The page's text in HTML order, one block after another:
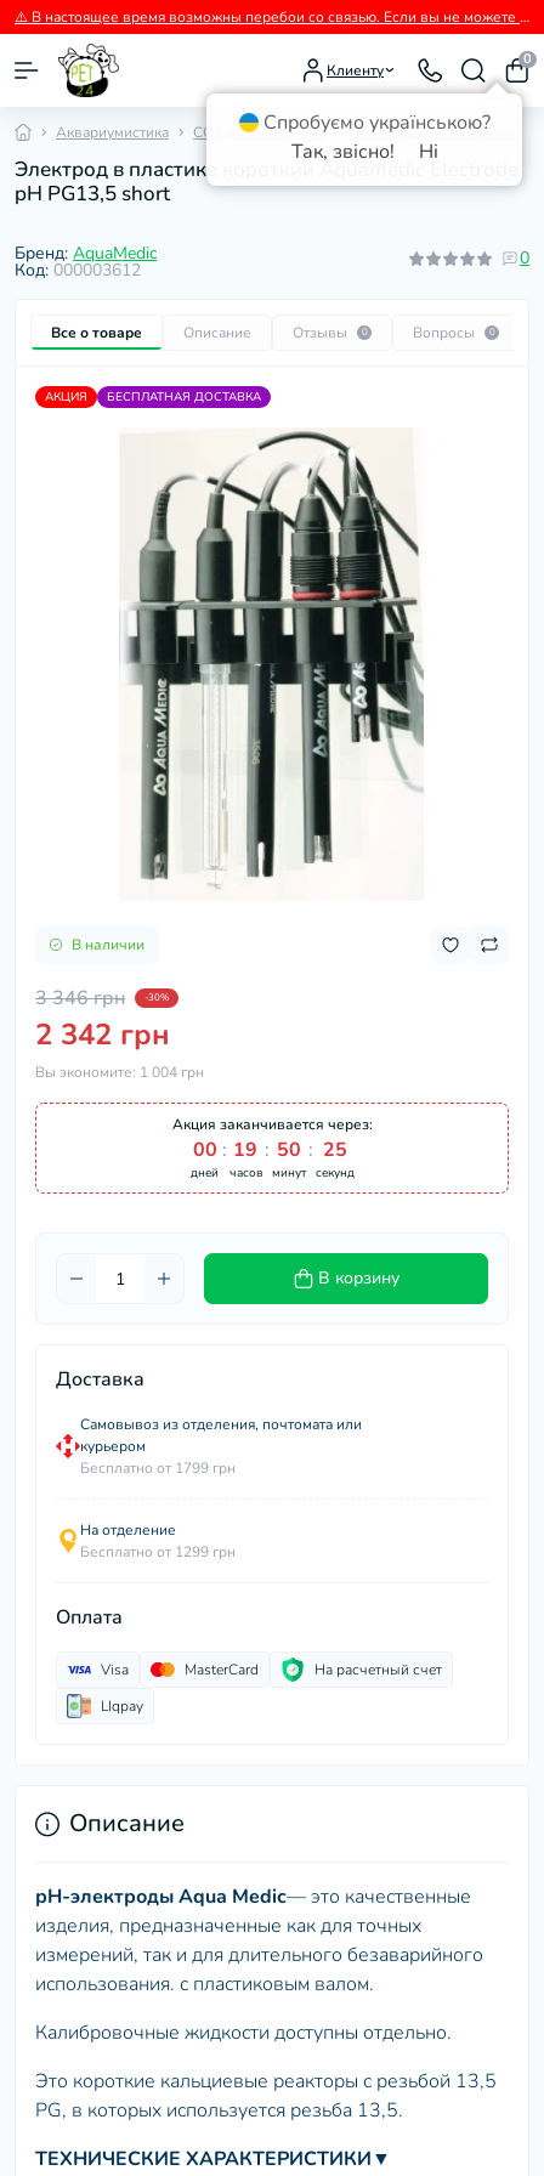
⚠️ В настоящее время возможны перебои со связью. Если вы не можете дозвониться, пожалуйста, пишите нам в Viber.
Клиенту
0
Аквариумистика СО2 для аквариума Электроды и калибровка
Электрод в пластике короткий Aquamedic Electrode
pH PG13,5 short
Бренд: AquaMedic
Код: 000003612
0
Все о товаре Описание Отзывы 0 Вопросы 0
АКЦИЯ БЕСПЛАТНАЯ ДОСТАВКА
В наличии
3 346 грн -30%
2 342 грн
Вы экономите: 1 004 грн
Акция заканчивается через:
00
дней
: 19
часов
: 50
минут
: 25
секунд
В корзину
Доставка
Самовывоз из отделения, почтомата или
курьером
Бесплатно от 1799 грн
На отделение
Бесплатно от 1299 грн
Оплата
Visa MasterCard
На расчетный счет
LIqpay
Описание
рН-электроды Aqua Mediс— это качественные
изделия, предназначенные как для точных
измерений, так и для длительного безаварийного
использования. с пластиковым валом.
Калибровочные жидкости доступны отдельно.
Это короткие кальциевые реакторы с резьбой 13,5
PG, в которых используется резьба 13,5.
ТЕХНИЧЕСКИЕ ХАРАКТЕРИСТИКИ▼
Спробуємо українською?
Так, звісно!
Ні